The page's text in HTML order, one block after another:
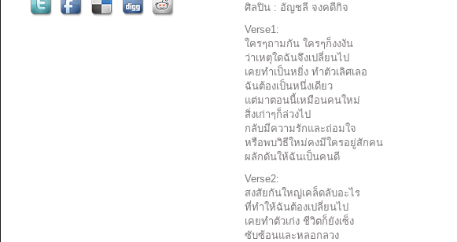
ศิลปิน : อัญชลี จงคดีกิจ
Verse1:
ใครๆถามกัน ใครๆก็งงงัน
ว่าเหตุใดฉันจึงเปลี่ยนไป
เคยทำเป็นหยิ่ง ทำตัวเลิศเลอ
ฉันต้องเป็นหนึ่งเดียว
แต่มาตอนนี้เหมือนคนใหม่
สิ่งเก่าๆก็ล่วงไป
กลับมีความรักและถ่อมใจ
หรือพบวิธีใหม่คงมีใครอยู่สักคน
ผลักดันให้ฉันเป็นคนดี
Verse2:
สงสัยกันใหญ่เคล็ดลับอะไร
ที่ทำให้ฉันต้องเปลี่ยนไป
เคยทำตัวเก่ง ชีวิตก็ยังเซ็ง
ซับซ้อนและหลอกลวง